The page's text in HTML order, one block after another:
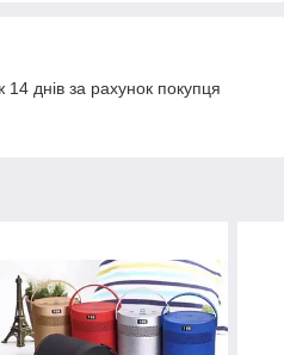
днів за рахунок покупця